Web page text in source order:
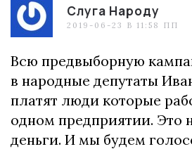
Слуга Народу
2019-06-23 В 11:58 ПП
Всю предвыборную
в народные депутаты
платят люди которые
одном предприятии. Это
деньги. И мы будем